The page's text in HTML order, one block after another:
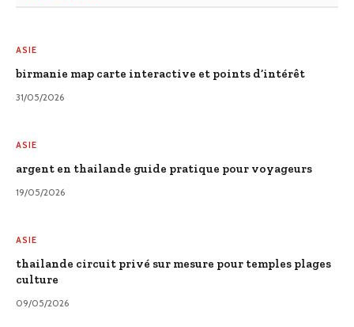
ASIE
birmanie map carte interactive et points d’intérêt
31/05/2026
ASIE
argent en thailande guide pratique pour voyageurs
19/05/2026
ASIE
thailande circuit privé sur mesure pour temples plages
culture
09/05/2026